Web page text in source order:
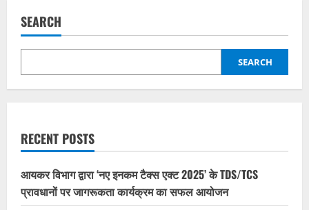
SEARCH
SEARCH
RECENT POSTS
आयकर विभाग द्वारा ‘नए इनकम टैक्स एक्ट 2025’ के TDS/TCS
प्रावधानों पर जागरूकता कार्यक्रम का सफल आयोजन